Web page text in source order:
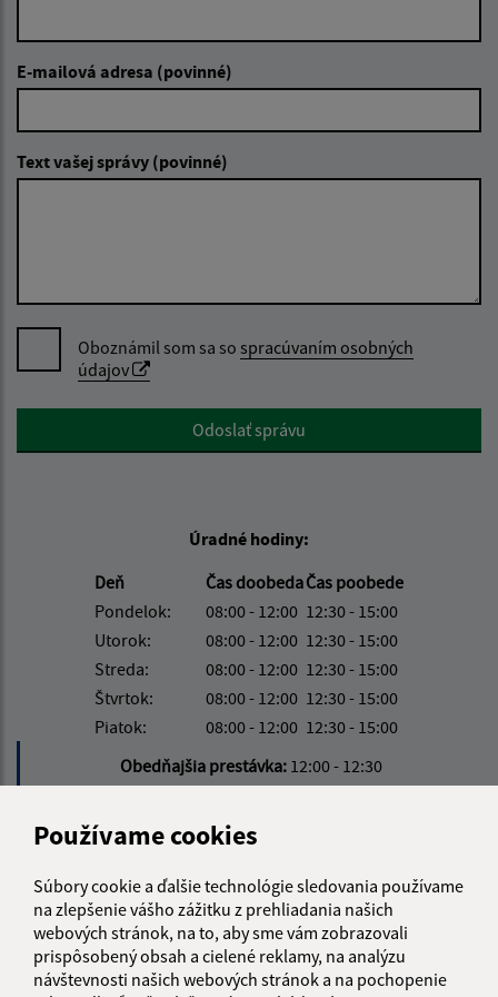
Používame cookies
Súbory cookie a ďalšie technológie sledovania používame
na zlepšenie vášho zážitku z prehliadania našich
webových stránok, na to, aby sme vám zobrazovali
prispôsobený obsah a cielené reklamy, na analýzu
návštevnosti našich webových stránok a na pochopenie
E-mailová adresa (povinné)
Text vašej správy (povinné)
Oboznámil som sa so spracúvaním osobných
údajov
Google reCaptcha ResponseOdoslať správu
Úradné hodiny:
Deň
Čas doobedaČas poobede
Pondelok:
08:00 - 12:00 12:30 - 15:00
Utorok:
08:00 - 12:00 12:30 - 15:00
Streda:
08:00 - 12:00 12:30 - 15:00
Štvrtok:
08:00 - 12:00 12:30 - 15:00
Piatok:
08:00 - 12:00 12:30 - 15:00
Obedňajšia prestávka: 12:00 - 12:30
Kontakt:
Obecný úrad Zubné
Zubné 88
067 33 Papín
info@obeczubne.sk